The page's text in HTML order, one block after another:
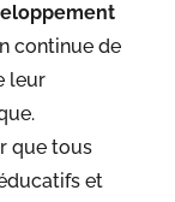
continue de
leur
que tous
et